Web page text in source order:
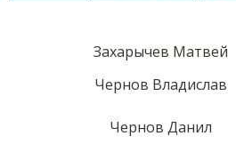
Захарычев Матвей
Чернов Владислав
Чернов Данил